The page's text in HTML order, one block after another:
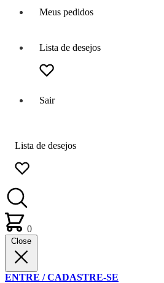
Meus pedidos
Lista de desejos
Sair
Lista de desejos
0
Close
ENTRE / CADASTRE-SE